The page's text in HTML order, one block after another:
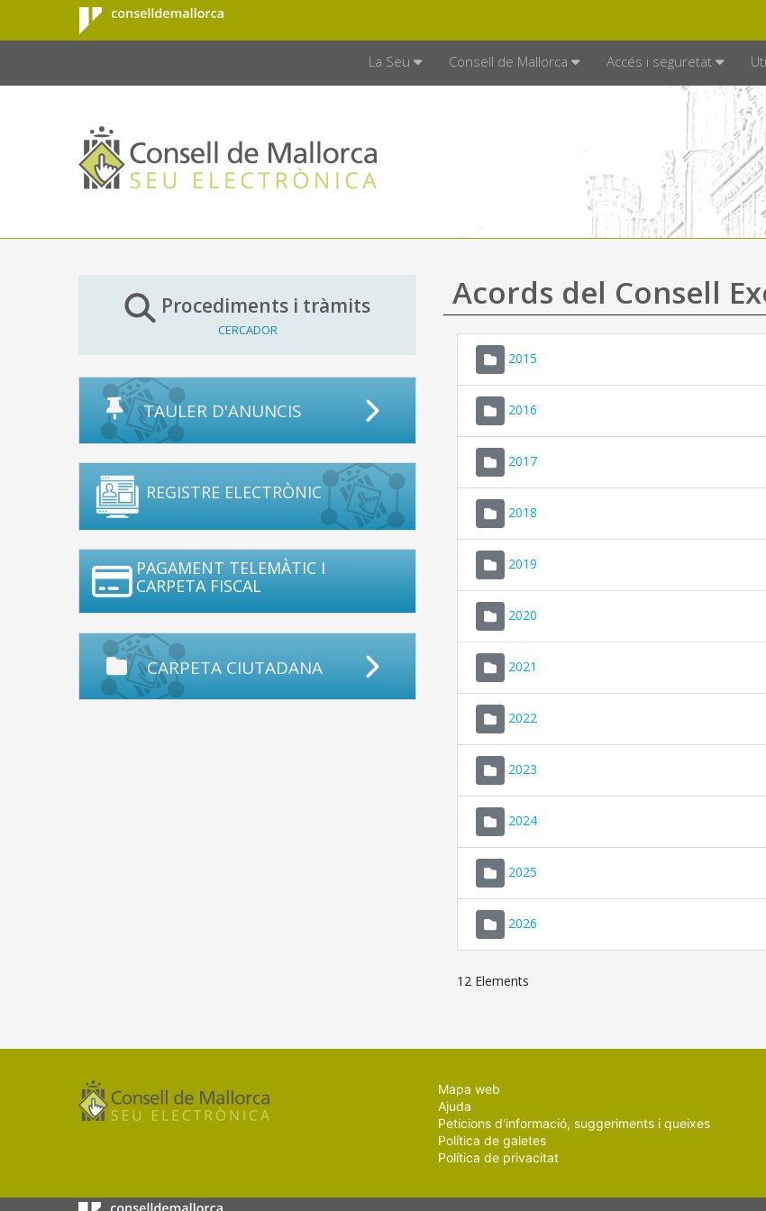
Salta al contingut principal
Consell de
Mallorca
La Seu Consell de Mallorca Accés i seguretat
Procediments i tràmits
CERCADOR
TAULER D'ANUNCIS
REGISTRE ELECTRÒNIC
PAGAMENT TELEMÀTIC I
CARPETA FISCAL
CARPETA CIUTADANA
Acords del Consell
2015
2016
2017
2018
2019
2020
2021
2022
2023
2024
2025
2026
12 Elements
Mapa web
Ajuda
Peticions d'informació, suggeriments i queixes
Política de galetes
Política de privacitat